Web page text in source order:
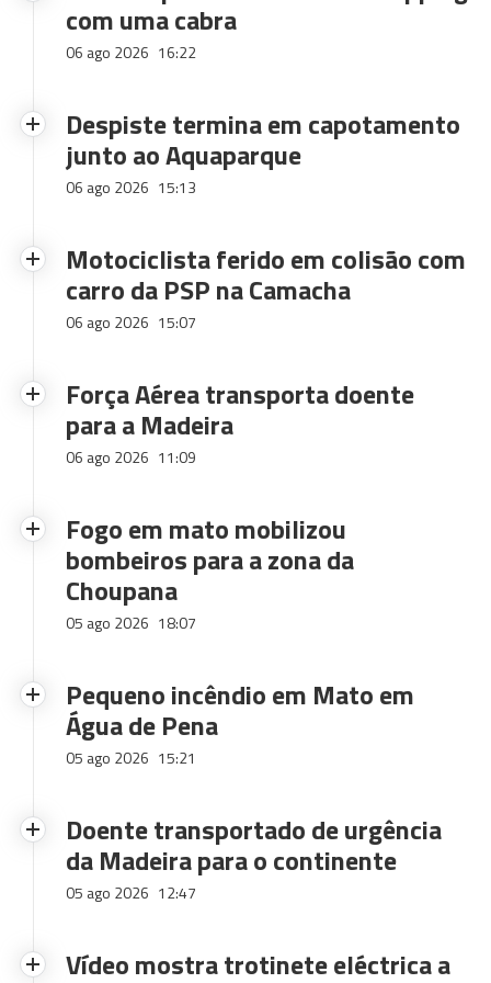
com uma cabra
06 ago 2026 16:22
Despiste termina em capotamento
junto ao Aquaparque
06 ago 2026 15:13
Motociclista ferido em colisão com
carro da PSP na Camacha
06 ago 2026 15:07
Força Aérea transporta doente
para a Madeira
06 ago 2026 11:09
Fogo em mato mobilizou
bombeiros para a zona da
Choupana
05 ago 2026 18:07
Pequeno incêndio em Mato em
Água de Pena
05 ago 2026 15:21
Doente transportado de urgência
da Madeira para o continente
05 ago 2026 12:47
Vídeo mostra trotinete eléctrica a